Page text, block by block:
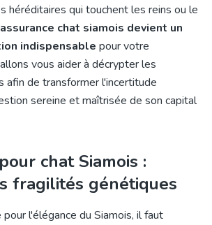
héréditaires qui touchent les reins ou le
assurance chat siamois devient un
indispensable pour votre
vous aider à décrypter les
afin de transformer l'incertitude
sereine et maîtrisée de son capital
chat Siamois :
fragilités génétiques
l'élégance du Siamois, il faut